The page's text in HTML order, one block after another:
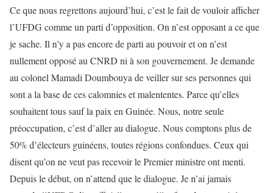
Ce que nous regrettons aujourd’hui, c’est le fait de vouloir afficher
l’UFDG comme un parti d’opposition. On n’est opposant a ce que
je sache. Il n’y a pas encore de parti au pouvoir et on n’est
nullement opposé au CNRD ni à son gouvernement. Je demande
au colonel Mamadi Doumbouya de veiller sur ses personnes qui
sont a la base de ces calomnies et malententes. Parce qu’elles
souhaitent tous sauf la paix en Guinée. Nous, notre seule
préoccupation, c’est d’aller au dialogue. Nous comptons plus de
50% d’électeurs guinéens, toutes régions confondues. Ceux qui
disent qu’on ne veut pas recevoir le Premier ministre ont menti.
Depuis le début, on n’attend que le dialogue. Je n’ai jamais